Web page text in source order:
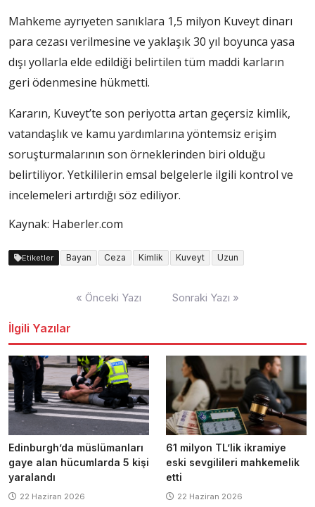
Mahkeme ayrıyeten sanıklara 1,5 milyon Kuveyt dinarı
para cezası verilmesine ve yaklaşık 30 yıl boyunca yasa
dışı yollarla elde edildiği belirtilen tüm maddi karların
geri ödenmesine hükmetti.
Kararın, Kuveyt’te son periyotta artan geçersiz kimlik,
vatandaşlık ve kamu yardımlarına yöntemsiz erişim
soruşturmalarının son örneklerinden biri olduğu
belirtiliyor. Yetkililerin emsal belgelerle ilgili kontrol ve
incelemeleri artırdığı söz ediliyor.
Kaynak: Haberler.com
Etiketler Bayan Ceza Kimlik Kuveyt Uzun
« Önceki Yazı Sonraki Yazı »
İlgili Yazılar
Edinburgh’da müslümanları
gaye alan hücumlarda 5 kişi
yaralandı
22 Haziran 2026
61 milyon TL’lik ikramiye
eski sevgilileri mahkemelik
etti
22 Haziran 2026